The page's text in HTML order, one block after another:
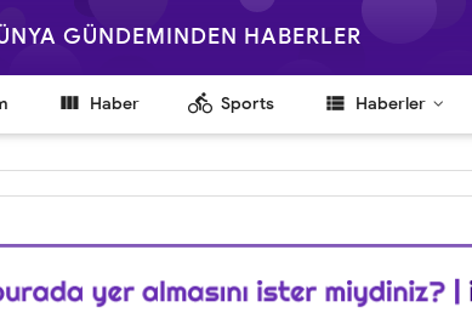
GÜNDEMINDEN HABERLER
 Haber directions_bike Sports view_list Haberler